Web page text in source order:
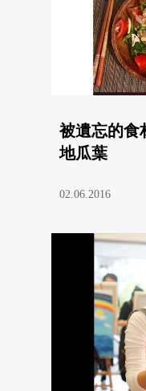
被遺忘的食
地瓜葉
02.06.2016